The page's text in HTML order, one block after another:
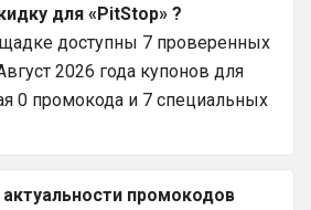
для «PitStop» ?
доступны 7 проверенных
2026 года купонов для
0 промокода и 7 специальных
актуальности промокодов